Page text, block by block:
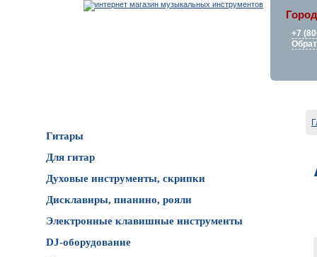
+7
Гитары
Для гитар
Духовые инструменты, скрипки
Дисклавиры, пианино, рояли
Электронные клавишные инструменты
DJ-оборудование